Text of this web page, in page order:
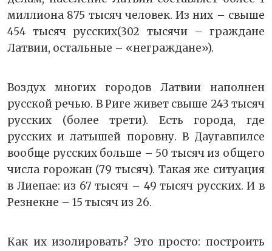
миллиона 875 тысяч человек. Из них – свыше
454 тысяч русских(302 тысячи – граждане
Латвии, остальные – «неграждане»).
Воздух многих городов Латвии наполнен
русской речью. В Риге живет свыше 243 тысяч
русских (более трети). Есть города, где
русских и латышей поровну. В Даугавпилсе
вообще русских больше – 50 тысяч из общего
числа горожан (79 тысяч). Такая же ситуация
в Лиепае: из 67 тысяч – 49 тысяч русских. И в
Резнекне – 15 тысяч из 26.
Как их изолировать? Это просто: построить